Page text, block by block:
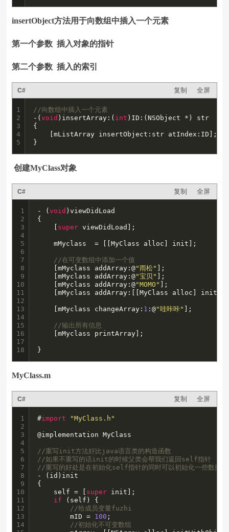
insertObject方法用于向数组中插入一个元素
第一个参数 插入对象的指针
第二个参数 插入的索引
C# 复制 全屏
1
2
3
4
5
//向数组中插入一个元素
-(void )insertArray:( int )ID:(NSObject *) str
{
    [mListArray insertObject:str atIndex:ID];
}
创建MyClass对象
C# 复制 全屏
1
2
3
4
5
6
7
8
9
10
11
12
13
14
15
16
17
18
- (void )viewDidLoad
{
super viewDidLoad];
    mMyclass  = [[MyClass alloc] init];
//在可变数组中添加一个值
    [mMyclass addArray:@
"雨松"
];
    [mMyclass addArray:@
"宝贝"
];
    [mMyclass addArray:@
"MOMO"
];
[mMyclass addArray:[[MyClass alloc]
    [mMyclass changeArray:
1 :@"哇咔咔" ];
//输出所有信息
    [mMyclass printArray];
}
MyClass.m
C# 复制 全屏
1
2
3
4
5
6
7
8
9
10
11
12
13
14
#import "MyClass.h"
@implementation MyClass
//重写init方法好比java语言类的构造函数
//如果不重写的话init的时候父类会帮我们返回self指针
//重写的好处是在初始化self指针的同时可以初始化一些数据
- (id)init
{
    self = [
super init];
if (self) {
//给成员变量fuzhi
        mID =
100 ;
//初始化不可变数组